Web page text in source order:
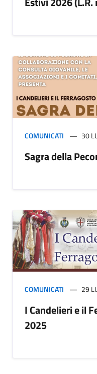
COMUNICATI 30
Sagra della
COMUNICATI 29
I Candelieri e il
2025